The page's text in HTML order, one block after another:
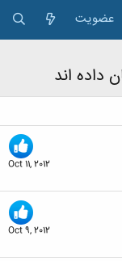
عضویت
Oct 11, 2012
Oct 9, 2012